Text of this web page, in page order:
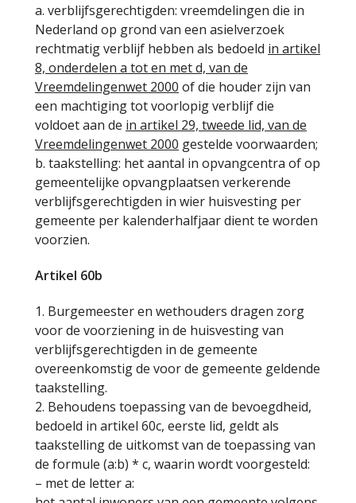
a. verblijfsgerechtigden: vreemdelingen die in
Nederland op grond van een asielverzoek
rechtmatig verblijf hebben als bedoeld in artikel
8, onderdelen a tot en met d, van de
Vreemdelingenwet 2000 of die houder zijn van
een machtiging tot voorlopig verblijf die
voldoet aan de in artikel 29, tweede lid, van de
Vreemdelingenwet 2000 gestelde voorwaarden;
b. taakstelling: het aantal in opvangcentra of op
gemeentelijke opvangplaatsen verkerende
verblijfsgerechtigden in wier huisvesting per
gemeente per kalenderhalfjaar dient te worden
voorzien.
Artikel 60b
1. Burgemeester en wethouders dragen zorg
voor de voorziening in de huisvesting van
verblijfsgerechtigden in de gemeente
overeenkomstig de voor de gemeente geldende
taakstelling.
2. Behoudens toepassing van de bevoegdheid,
bedoeld in artikel 60c, eerste lid, geldt als
taakstelling de uitkomst van de toepassing van
de formule (a:b) * c, waarin wordt voorgesteld:
– met de letter a: